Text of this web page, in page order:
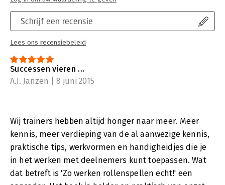
Schrijf een recensie
Lees ons recensiebeleid
Successen vieren ...
A.J. Janzen | 8 juni 2015
Wij trainers hebben altijd honger naar meer. Meer
kennis, meer verdieping van de al aanwezige kennis,
praktische tips, werkvormen en handigheidjes die je
in het werken met deelnemers kunt toepassen. Wat
dat betreft is 'Zo werken rollenspellen echt!' een